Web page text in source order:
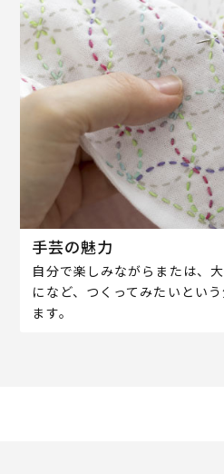
手芸の魅力
自分で楽しみながらまたは、
になど、つくってみたいとい
ます。